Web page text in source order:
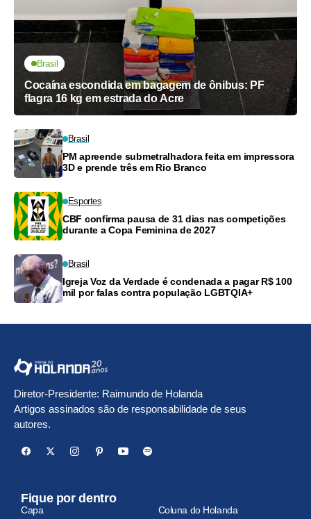
Brasil
Cocaína escondida em bagagem de ônibus: PF
flagra 16 kg em estrada do Acre
Brasil
PM apreende submetralhadora feita em impressora
3D e prende três em Rio Branco
Esportes
CBF confirma pausa de 31 dias nas competições
durante a Copa Feminina de 2027
Brasil
Igreja Voz da Verdade é condenada a pagar R$ 100
mil por falas contra população LGBTQIA+
Diretor-Presidente: Raimundo de Holanda
Artigos assinados são de responsabilidade de seus
autores.
Fique por dentro
Capa Coluna do Holanda